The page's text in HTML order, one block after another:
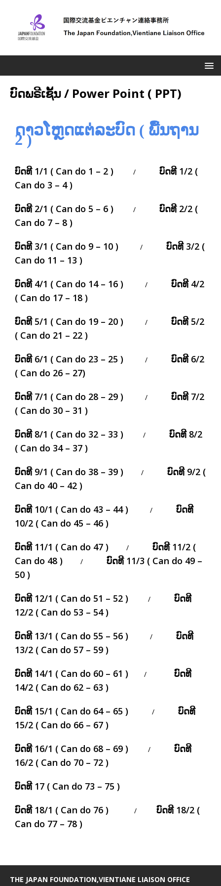
ບົດພຣີເຊັ້ນ / Power Point ( PPT)
ດາວໂຫຼດແຕ່ລະບົດ ( ພື້ນຖານ
2 )
ບົດທີ 1/1 ( Can do 1 – 2 ) / ບົດທີ 1/2 (
Can do 3 – 4 )
ບົດທີ 2/1 ( Can do 5 – 6 )
/ ບົດທີ 2/2 (
Can do 7 – 8 )
ບົດທີ 3/1 ( Can do 9 – 10 ) / ບົດທີ 3/2 (
Can do 11 – 13 )
ບົດທີ 4/1 ( Can do 14 – 16 )
/ ບົດທີ 4/2
( Can do 17 – 18 )
ບົດທີ 5/1 ( Can do 19 – 20 ) / ບົດທີ 5/2
( Can do 21 – 22 )
ບົດທີ 6/1 ( Can do 23 – 25 ) / ບົດທີ 6/2
( Can do 26 – 27)
ບົດທີ 7/1 ( Can do 28 – 29 )
/ ບົດທີ 7/2
( Can do 30 – 31 )
ບົດທີ 8/1 ( Can do 32 – 33 ) / ບົດທີ 8/2
( Can do 34 – 37 )
ບົດທີ 9/1 ( Can do 38 – 39 ) / ບົດທີ 9/2 (
Can do 40 – 42 )
ບົດທີ 10/1 ( Can do 43 – 44 )
/ ບົດທີ
10/2 ( Can do 45 – 46 )
ບົດທີ 11/1 ( Can do 47 ) / ບົດທີ 11/2 (
Can do 48 ) / ບົດທີ 11/3 ( Can do 49 –
50 )
ບົດທີ 12/1 ( Can do 51 – 52 ) / ບົດທີ
12/2 ( Can do 53 – 54 )
ບົດທີ 13/1 ( Can do 55 – 56 )
/ ບົດທີ
13/2 ( Can do 57 – 59 )
ບົດທີ 14/1 ( Can do 60 – 61 ) / ບົດທີ
14/2 ( Can do 62 – 63 )
ບົດທີ 15/1 ( Can do 64 – 65 )
/ ບົດທີ
15/2 ( Can do 66 – 67 )
ບົດທີ 16/1 ( Can do 68 – 69 ) / ບົດທີ
16/2 ( Can do 70 – 72 )
ບົດທີ 17 ( Can do 73 – 75 )
ບົດທີ 18/1 ( Can do 76 ) /
ບົດທີ 18/2 (
Can do 77 – 78 )
THE JAPAN FOUNDATION,VIENTIANE LIAISON OFFICE